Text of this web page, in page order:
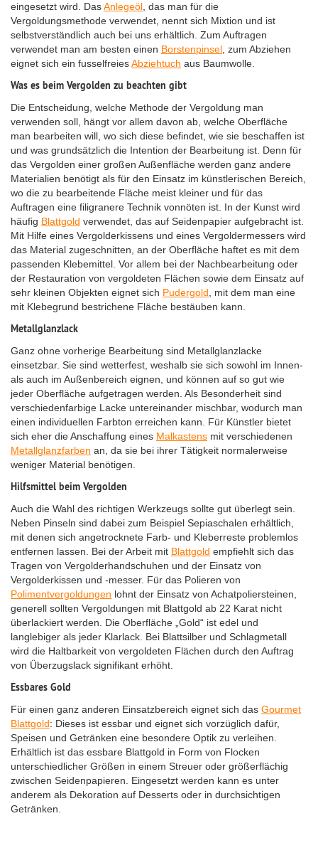
eingesetzt wird. DasAnlegeöl , das man für die
Vergoldungsmethode verwendet, nennt sich Mixtion und ist
selbstverständlich auch bei uns erhältlich. Zum Auftragen
verwendet man am besten einen Borstenpinsel , zum Abziehen
eignet sich ein fusselfreiesAbziehtuch aus Baumwolle.
Was es beim Vergolden zu beachten gibt
Die Entscheidung, welche Methode der Vergoldung man
verwenden soll, hängt vor allem davon ab, welche Oberfläche
man bearbeiten will, wo sich diese befindet, wie sie beschaffen ist
und was grundsätzlich die Intention der Bearbeitung ist. Denn für
das Vergolden einer großen Außenfläche werden ganz andere
Materialien benötigt als für den Einsatz im künstlerischen Bereich,
wo die zu bearbeitende Fläche meist kleiner und für das
Auftragen eine filigranere Technik vonnöten ist. In der Kunst wird
häufig Blattgold verwendet, das auf Seidenpapier aufgebracht ist.
Mit Hilfe eines Vergolderkissens und eines Vergoldermessers wird
das Material zugeschnitten, an der Oberfläche haftet es mit dem
passenden Klebemittel. Vor allem bei der Nachbearbeitung oder
der Restauration von vergoldeten Flächen sowie dem Einsatz auf
sehr kleinen Objekten eignet sich Pudergold , mit dem man eine
mit Klebegrund bestrichene Fläche bestäuben kann.
Metallglanzlack
Ganz ohne vorherige Bearbeitung sind Metallglanzlacke
einsetzbar. Sie sind wetterfest, weshalb sie sich sowohl im Innen-
als auch im Außenbereich eignen, und können auf so gut wie
jeder Oberfläche aufgetragen werden. Als Besonderheit sind
verschiedenfarbige Lacke untereinander mischbar, wodurch man
einen individuellen Farbton erreichen kann. Für Künstler bietet
sich eher die Anschaffung eines Malkastens mit verschiedenen
Metallglanzfarben an, da sie bei ihrer Tätigkeit normalerweise
weniger Material benötigen.
Hilfsmittel beim Vergolden
Auch die Wahl des richtigen Werkzeugs sollte gut überlegt sein.
Neben Pinseln sind dabei zum Beispiel Sepiaschalen erhältlich,
mit denen sich angetrocknete Farb- und Kleberreste problemlos
entfernen lassen. Bei der Arbeit mit Blattgold empfiehlt sich das
Tragen von Vergolderhandschuhen und der Einsatz von
Vergolderkissen und -messer. Für das Polieren von
Polimentvergoldungen lohnt der Einsatz von Achatpoliersteinen,
generell sollten Vergoldungen mit Blattgold ab 22 Karat nicht
überlackiert werden. Die Oberfläche „Gold“ ist edel und
langlebiger als jeder Klarlack. Bei Blattsilber und Schlagmetall
wird die Haltbarkeit von vergoldeten Flächen durch den Auftrag
von Überzugslack signifikant erhöht.
Essbares Gold
Für einen ganz anderen Einsatzbereich eignet sich das Gourmet
Blattgold: Dieses ist essbar und eignet sich vorzüglich dafür,
Speisen und Getränken eine besondere Optik zu verleihen.
Erhältlich ist das essbare Blattgold in Form von Flocken
unterschiedlicher Größen in einem Streuer oder größerflächig
zwischen Seidenpapieren. Eingesetzt werden kann es unter
anderem als Dekoration auf Desserts oder in durchsichtigen
Getränken.